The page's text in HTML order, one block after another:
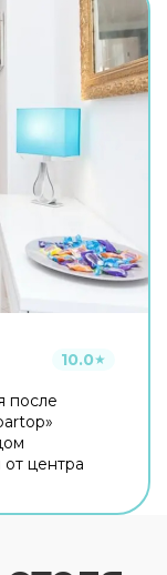
10.0★
после
центра
Fi. Для